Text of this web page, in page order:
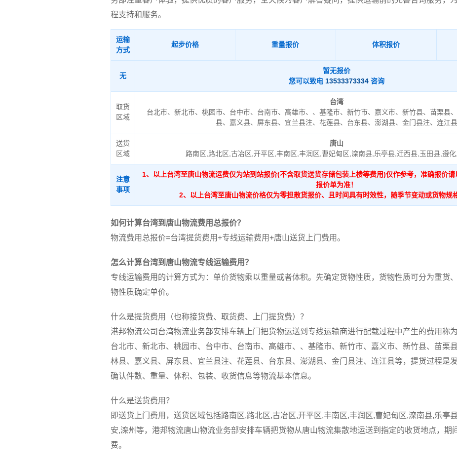
程支持和服务。
运输
方式
起步价格 重量报价 体积报价
无
暂无报价
您可以致电13533373334 咨询
取货
区域
台湾
台北市、新北市、桃园市、台中市、台南市、高雄市、、基隆市、新竹市、嘉义市、新竹县、苗栗县
县、嘉义县、屏东县、宜兰县注、花莲县、台东县、澎湖县、金门县注、连江县
送货
区域
唐山
路南区,路北区,古冶区,开平区,丰南区,丰润区,曹妃甸区,滦南县,乐亭县,迁西县,玉田县,遵化
注意
事项
1、以上台湾至唐山物流运费仅为站到站报价(不含取货送货存储包装上楼等费用)仅作参考，准确报价
报价单为准！
2、以上台湾至唐山物流价格仅为零担散货报价、且时间具有时效性，随季节变动或货物规
如何计算台湾到唐山物流费用总报价？
物流费用总报价=台湾提货费用+专线运输费用+唐山送货上门费用。
怎么计算台湾到唐山物流专线运输费用？
专线运输费用的计算方式为：单价货物乘以重量或者体积。先确定货物性质，货物性质可分为重货
物性质确定单价。
什么是提货费用（也称接货费、取货费、上门提货费）？
港邦物流公司台湾物流业务部安排车辆上门把货物运送到专线运输商进行配载过程中产生的费用称
台北市、新北市、桃园市、台中市、台南市、高雄市、、基隆市、新竹市、嘉义市、新竹县、苗栗
林县、嘉义县、屏东县、宜兰县注、花莲县、台东县、澎湖县、金门县注、连江县等，提货过程是
确认件数、重量、体积、包装、收货信息等物流基本信息。
什么是送货费用？
即送货上门费用，送货区域包括路南区,路北区,古冶区,开平区,丰南区,丰润区,曹妃甸区,滦南县,乐亭
安,滦州等，港邦物流唐山物流业务部安排车辆把货物从唐山物流集散地运送到指定的收货地点，期
费。